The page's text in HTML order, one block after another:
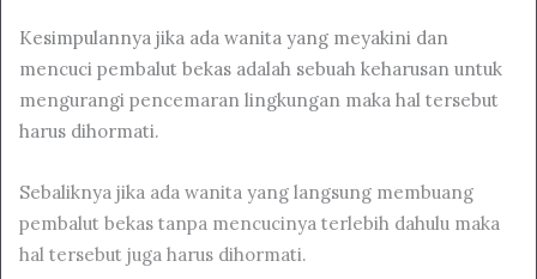
Kesimpulannya jika ada wanita yang meyakini dan
mencuci pembalut bekas adalah sebuah keharusan untuk
mengurangi pencemaran lingkungan maka hal tersebut
harus dihormati.
Sebaliknya jika ada wanita yang langsung membuang
pembalut bekas tanpa mencucinya terlebih dahulu maka
hal tersebut juga harus dihormati.